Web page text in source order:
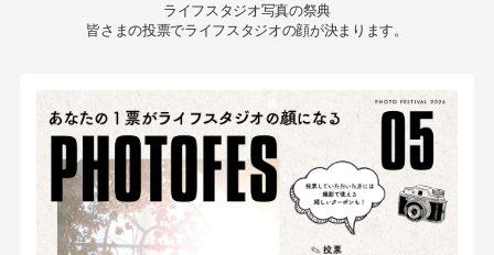
ライフスタジオ写真の祭典
皆さまの投票でライフスタジオの顔が決まります。